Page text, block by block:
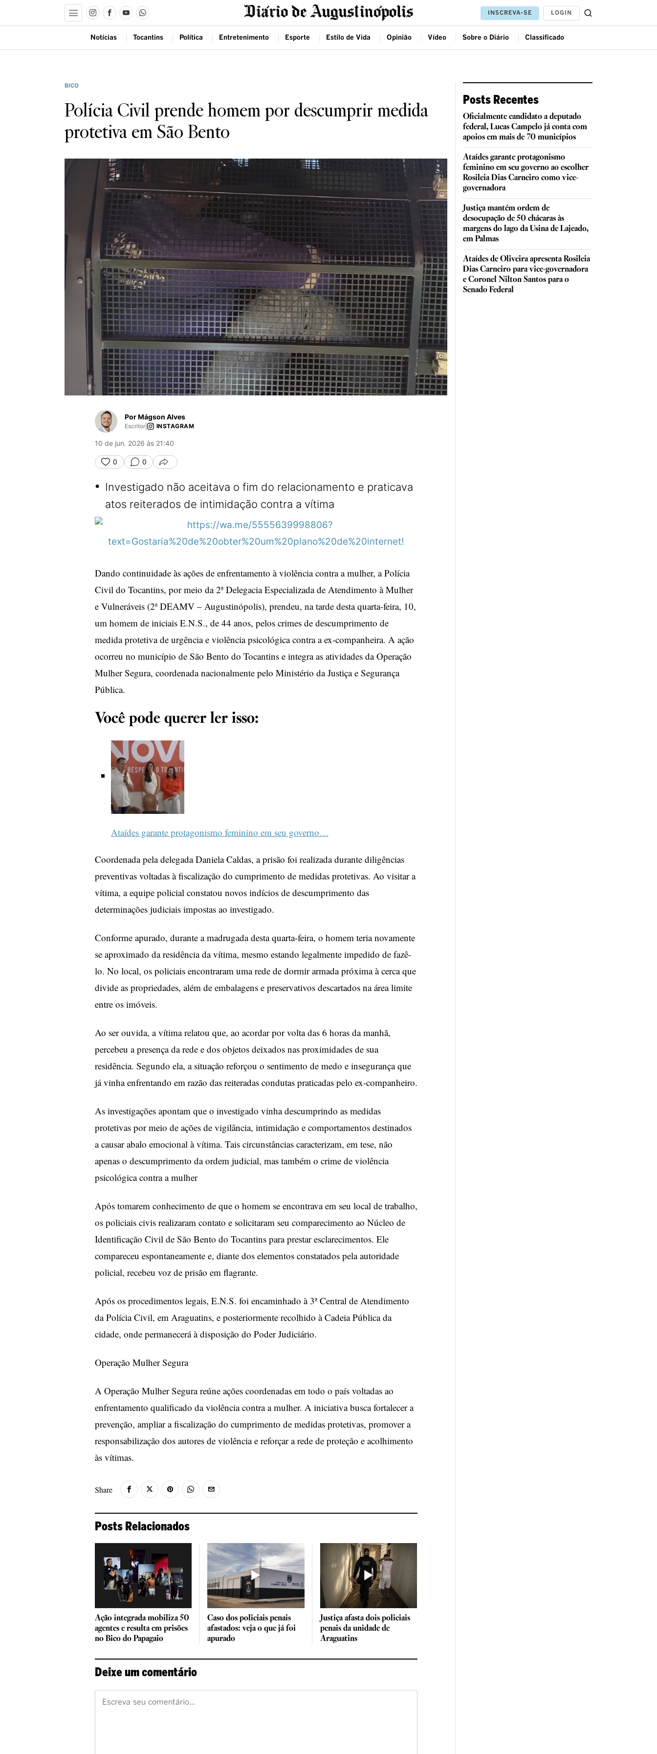
INSCREVA-SE LOGIN
Notícias Tocantins Política Entretenimento Esporte Estilo de Vida Opinião Vídeo Sobre o Diário Classificado
BICO
Polícia Civil prende homem por descumprir medida
protetiva em São Bento
Por Mágson Alves
Escritor| INSTAGRAM
10 de jun. 2026 às 21:40
0 0 COMPARTILHAR
• Investigado não aceitava o fim do relacionamento e praticava
atos reiterados de intimidação contra a vítima
Dando continuidade às ações de enfrentamento à violência contra a mulher, a Polícia
Civil do Tocantins, por meio da 2ª Delegacia Especializada de Atendimento à Mulher
e Vulneráveis (2ª DEAMV – Augustinópolis), prendeu, na tarde desta quarta-feira, 10,
um homem de iniciais E.N.S., de 44 anos, pelos crimes de descumprimento de
medida protetiva de urgência e violência psicológica contra a ex-companheira. A ação
ocorreu no município de São Bento do Tocantins e integra as atividades da Operação
Mulher Segura, coordenada nacionalmente pelo Ministério da Justiça e Segurança
Pública.
Você pode querer ler isso:
Ataídes garante protagonismo feminino em seu governo…
Coordenada pela delegada Daniela Caldas, a prisão foi realizada durante diligências
preventivas voltadas à fiscalização do cumprimento de medidas protetivas. Ao visitar a
vítima, a equipe policial constatou novos indícios de descumprimento das
determinações judiciais impostas ao investigado.
Conforme apurado, durante a madrugada desta quarta-feira, o homem teria novamente
se aproximado da residência da vítima, mesmo estando legalmente impedido de fazê-
lo. No local, os policiais encontraram uma rede de dormir armada próxima à cerca que
divide as propriedades, além de embalagens e preservativos descartados na área limite
entre os imóveis.
Ao ser ouvida, a vítima relatou que, ao acordar por volta das 6 horas da manhã,
percebeu a presença da rede e dos objetos deixados nas proximidades de sua
residência. Segundo ela, a situação reforçou o sentimento de medo e insegurança que
já vinha enfrentando em razão das reiteradas condutas praticadas pelo ex-companheiro.
As investigações apontam que o investigado vinha descumprindo as medidas
protetivas por meio de ações de vigilância, intimidação e comportamentos destinados
a causar abalo emocional à vítima. Tais circunstâncias caracterizam, em tese, não
apenas o descumprimento da ordem judicial, mas também o crime de violência
psicológica contra a mulher
Após tomarem conhecimento de que o homem se encontrava em seu local de trabalho,
os policiais civis realizaram contato e solicitaram seu comparecimento ao Núcleo de
Identificação Civil de São Bento do Tocantins para prestar esclarecimentos. Ele
compareceu espontaneamente e, diante dos elementos constatados pela autoridade
policial, recebeu voz de prisão em flagrante.
Após os procedimentos legais, E.N.S. foi encaminhado à 3ª Central de Atendimento
da Polícia Civil, em Araguatins, e posteriormente recolhido à Cadeia Pública da
cidade, onde permanecerá à disposição do Poder Judiciário.
Operação Mulher Segura
A Operação Mulher Segura reúne ações coordenadas em todo o país voltadas ao
enfrentamento qualificado da violência contra a mulher. A iniciativa busca fortalecer a
prevenção, ampliar a fiscalização do cumprimento de medidas protetivas, promover a
responsabilização dos autores de violência e reforçar a rede de proteção e acolhimento
às vítimas.
Share
Posts Relacionados
Ação integrada mobiliza 50
agentes e resulta em prisões
no Bico do Papagaio
Caso dos policiais penais
afastados: veja o que já foi
apurado
Justiça afasta dois policiais
penais da unidade de
Araguatins
Deixe um comentário
Posts Recentes
Oficialmente candidato a deputado
federal, Lucas Campelo já conta com
apoios em mais de 70 municípios
Ataídes garante protagonismo
feminino em seu governo ao escolher
Rosileia Dias Carneiro como vice-
governadora
Justiça mantém ordem de
desocupação de 50 chácaras às
margens do lago da Usina de Lajeado,
em Palmas
Ataídes de Oliveira apresenta Rosileia
Dias Carneiro para vice-governadora
e Coronel Nilton Santos para o
Senado Federal